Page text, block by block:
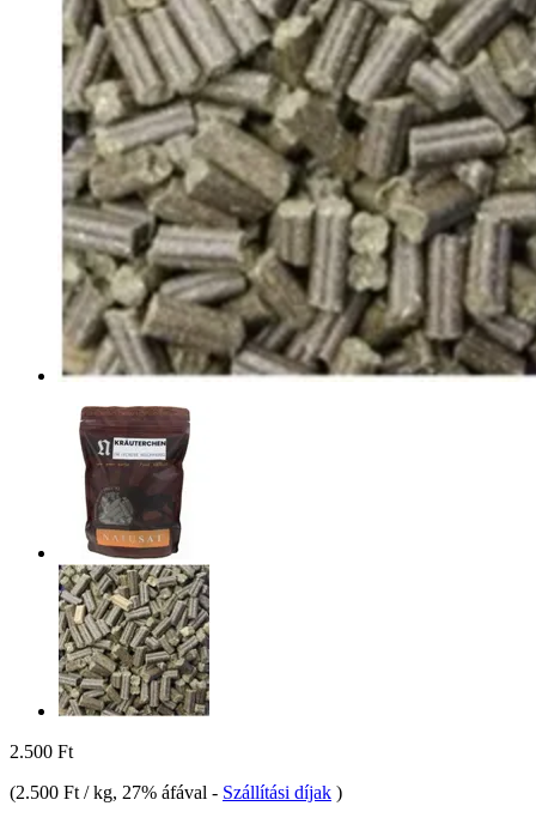
2.500 Ft
(2.500 Ft / kg, 27% áfával - Szállítási díjak )